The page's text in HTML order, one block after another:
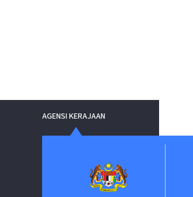
AGENSI KERAJAAN